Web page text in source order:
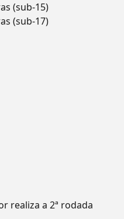
(sub-15)
(sub-17)
realiza a 2ª rodada